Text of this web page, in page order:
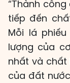
“Thành
tiếp đến
Mỗi lá
lượng của
nhất và chất
của đất